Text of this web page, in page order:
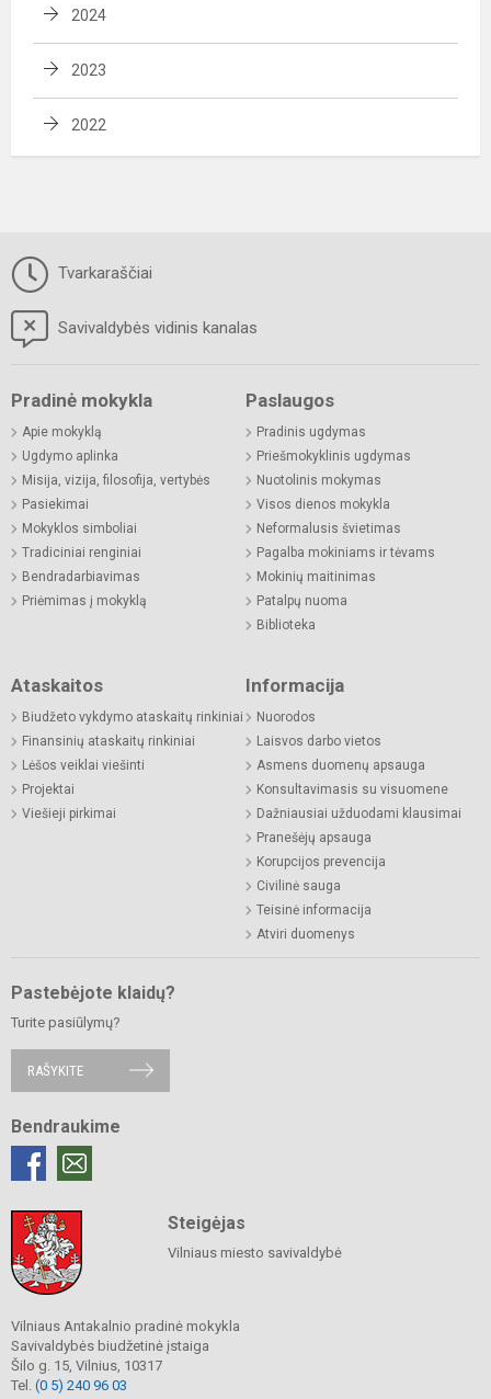
2024
2023
2022
Tvarkaraščiai
Savivaldybės vidinis kanalas
Pradinė mokykla
Apie mokyklą
Ugdymo aplinka
Misija, vizija, filosofija, vertybės
Pasiekimai
Mokyklos simboliai
Tradiciniai renginiai
Bendradarbiavimas
Priėmimas į mokyklą
Paslaugos
Pradinis ugdymas
Priešmokyklinis ugdymas
Nuotolinis mokymas
Visos dienos mokykla
Neformalusis švietimas
Pagalba mokiniams ir tėvams
Mokinių maitinimas
Patalpų nuoma
Biblioteka
Ataskaitos
Biudžeto vykdymo ataskaitų rinkiniai
Finansinių ataskaitų rinkiniai
Lėšos veiklai viešinti
Projektai
Viešieji pirkimai
Informacija
Nuorodos
Laisvos darbo vietos
Asmens duomenų apsauga
Konsultavimasis su visuomene
Dažniausiai užduodami klausimai
Pranešėjų apsauga
Korupcijos prevencija
Civilinė sauga
Teisinė informacija
Atviri duomenys
Pastebėjote klaidų?
Turite pasiūlymų?
RAŠYKITE
Bendraukime
Steigėjas
Vilniaus miesto savivaldybė
Vilniaus Antakalnio pradinė mokykla
Savivaldybės biudžetinė įstaiga
Šilo g. 15, Vilnius, 10317
Tel. (0 5) 240 96 03